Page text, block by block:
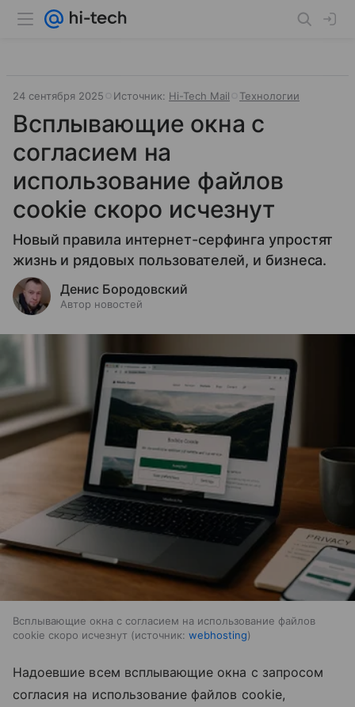
24 сентября 2025 Источник: Hi-Tech Mail Технологии
Всплывающие окна с
согласием на
использование файлов
cookie скоро исчезнут
Новый правила интернет-серфинга упростят
жизнь и рядовых пользователей, и бизнеса.
Денис Бородовский
Автор новостей
Всплывающие окна с согласием на использование файлов
cookie скоро исчезнут
источник: webhosting
Надоевшие всем всплывающие окна с запросом
согласия на использование файлов cookie,